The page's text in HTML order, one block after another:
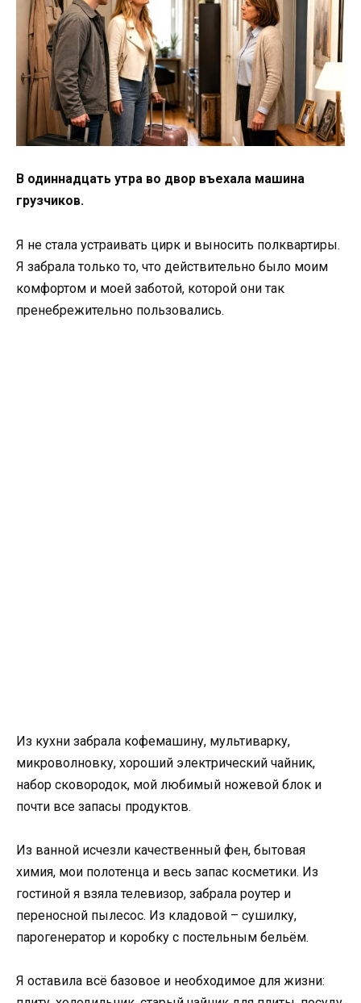
В одиннадцать утра во двор въехала машина
грузчиков.
Я не стала устраивать цирк и выносить полквартиры.
Я забрала только то, что действительно было моим
комфортом и моей заботой, которой они так
пренебрежительно пользовались.
Из кухни забрала кофемашину, мультиварку,
микроволновку, хороший электрический чайник,
набор сковородок, мой любимый ножевой блок и
почти все запасы продуктов.
Из ванной исчезли качественный фен, бытовая
химия, мои полотенца и весь запас косметики. Из
гостиной я взяла телевизор, забрала роутер и
переносной пылесос. Из кладовой – сушилку,
парогенератор и коробку с постельным бельём.
Я оставила всё базовое и необходимое для жизни: